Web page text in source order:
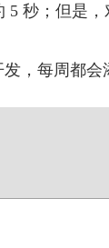
秒；但是
，每周都会